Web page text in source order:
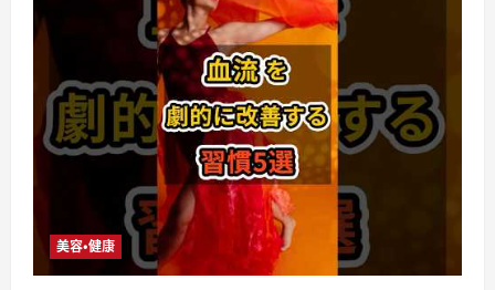
美容・健康